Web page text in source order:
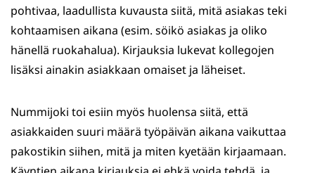
pohtivaa, laadullista kuvausta siitä, mitä asiakas teki
kohtaamisen aikana (esim. söikö asiakas ja oliko
hänellä ruokahalua). Kirjauksia lukevat kollegojen
lisäksi ainakin asiakkaan omaiset ja läheiset.
Nummijoki toi esiin myös huolensa siitä, että
asiakkaiden suuri määrä työpäivän aikana vaikuttaa
pakostikin siihen, mitä ja miten kyetään kirjaamaan.